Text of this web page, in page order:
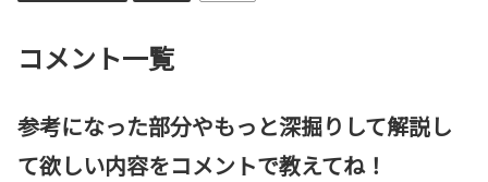
コメント一覧
参考になった部分やもっと深掘りして解説し
て欲しい内容をコメントで教えてね！